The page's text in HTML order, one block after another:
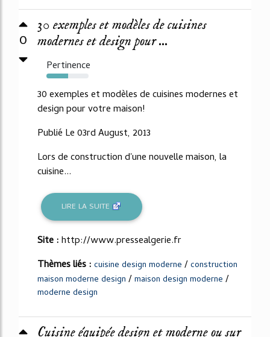
0
30 exemples et modèles de cuisines
modernes et design pour ...
Pertinence
51%
30 exemples et modèles de cuisines modernes et
design pour votre maison!
Publié Le 03rd August, 2013
Lors de construction d'une nouvelle maison, la
cuisine...
LIRE LA SUITE
Site :http://www.pressealgerie.fr
Thèmes liés : cuisine design moderne /construction
maison moderne design /maison design moderne /
moderne design
Cuisine équipée design et moderne ou sur